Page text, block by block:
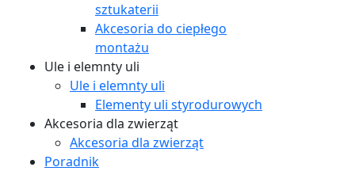
sztukaterii
Akcesoria do ciepłego
montażu
Ule i elemnty uli
Ule i elemnty uli
Elementy uli styrodurowych
Akcesoria dla zwierząt
Akcesoria dla zwierząt
Poradnik